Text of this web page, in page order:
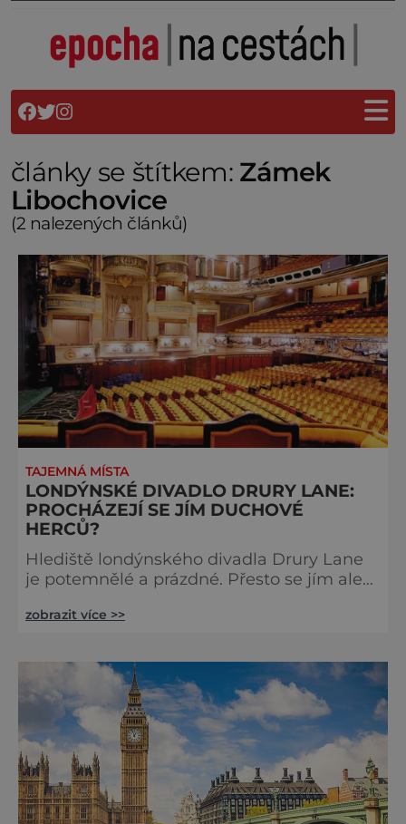
články se štítkem: Zámek
Libochovice
(2 nalezených článků)
TAJEMNÁ MÍSTA
LONDÝNSKÉ DIVADLO DRURY LANE:
PROCHÁZEJÍ SE JÍM DUCHOVÉ
HERCŮ?
Hlediště londýnského divadla Drury Lane
je potemnělé a prázdné. Přesto se jím ale
jakési mumlání, z nedaleké chodby čísi
totiž údajně straší. Stavbu londýnského
divadla Drury Lane dotoval bohatý herec a
divadelník ze 17. století jménem Thomas
zobrazit více >>